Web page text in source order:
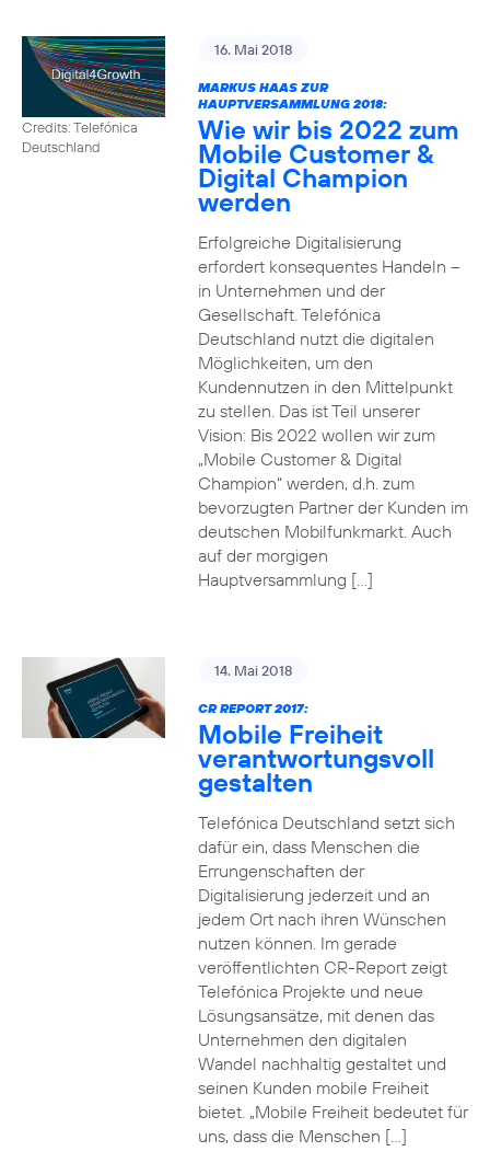
Credits: Telefónica
Deutschland
16. Mai 2018
MARKUS HAAS ZUR
HAUPTVERSAMMLUNG 2018:
Wie wir bis 2022 zum
Mobile Customer &
Digital Champion
werden
Erfolgreiche Digitalisierung
erfordert konsequentes Handeln –
in Unternehmen und der
Gesellschaft. Telefónica
Deutschland nutzt die digitalen
Möglichkeiten, um den
Kundennutzen in den Mittelpunkt
zu stellen. Das ist Teil unserer
Vision: Bis 2022 wollen wir zum
„Mobile Customer & Digital
Champion“ werden, d.h. zum
bevorzugten Partner der Kunden im
deutschen Mobilfunkmarkt. Auch
auf der morgigen
Hauptversammlung […]
14. Mai 2018
CR REPORT 2017:
Mobile Freiheit
verantwortungsvoll
gestalten
Telefónica Deutschland setzt sich
dafür ein, dass Menschen die
Errungenschaften der
Digitalisierung jederzeit und an
jedem Ort nach ihren Wünschen
nutzen können. Im gerade
veröffentlichten CR-Report zeigt
Telefónica Projekte und neue
Lösungsansätze, mit denen das
Unternehmen den digitalen
Wandel nachhaltig gestaltet und
seinen Kunden mobile Freiheit
bietet. „Mobile Freiheit bedeutet für
uns, dass die Menschen […]